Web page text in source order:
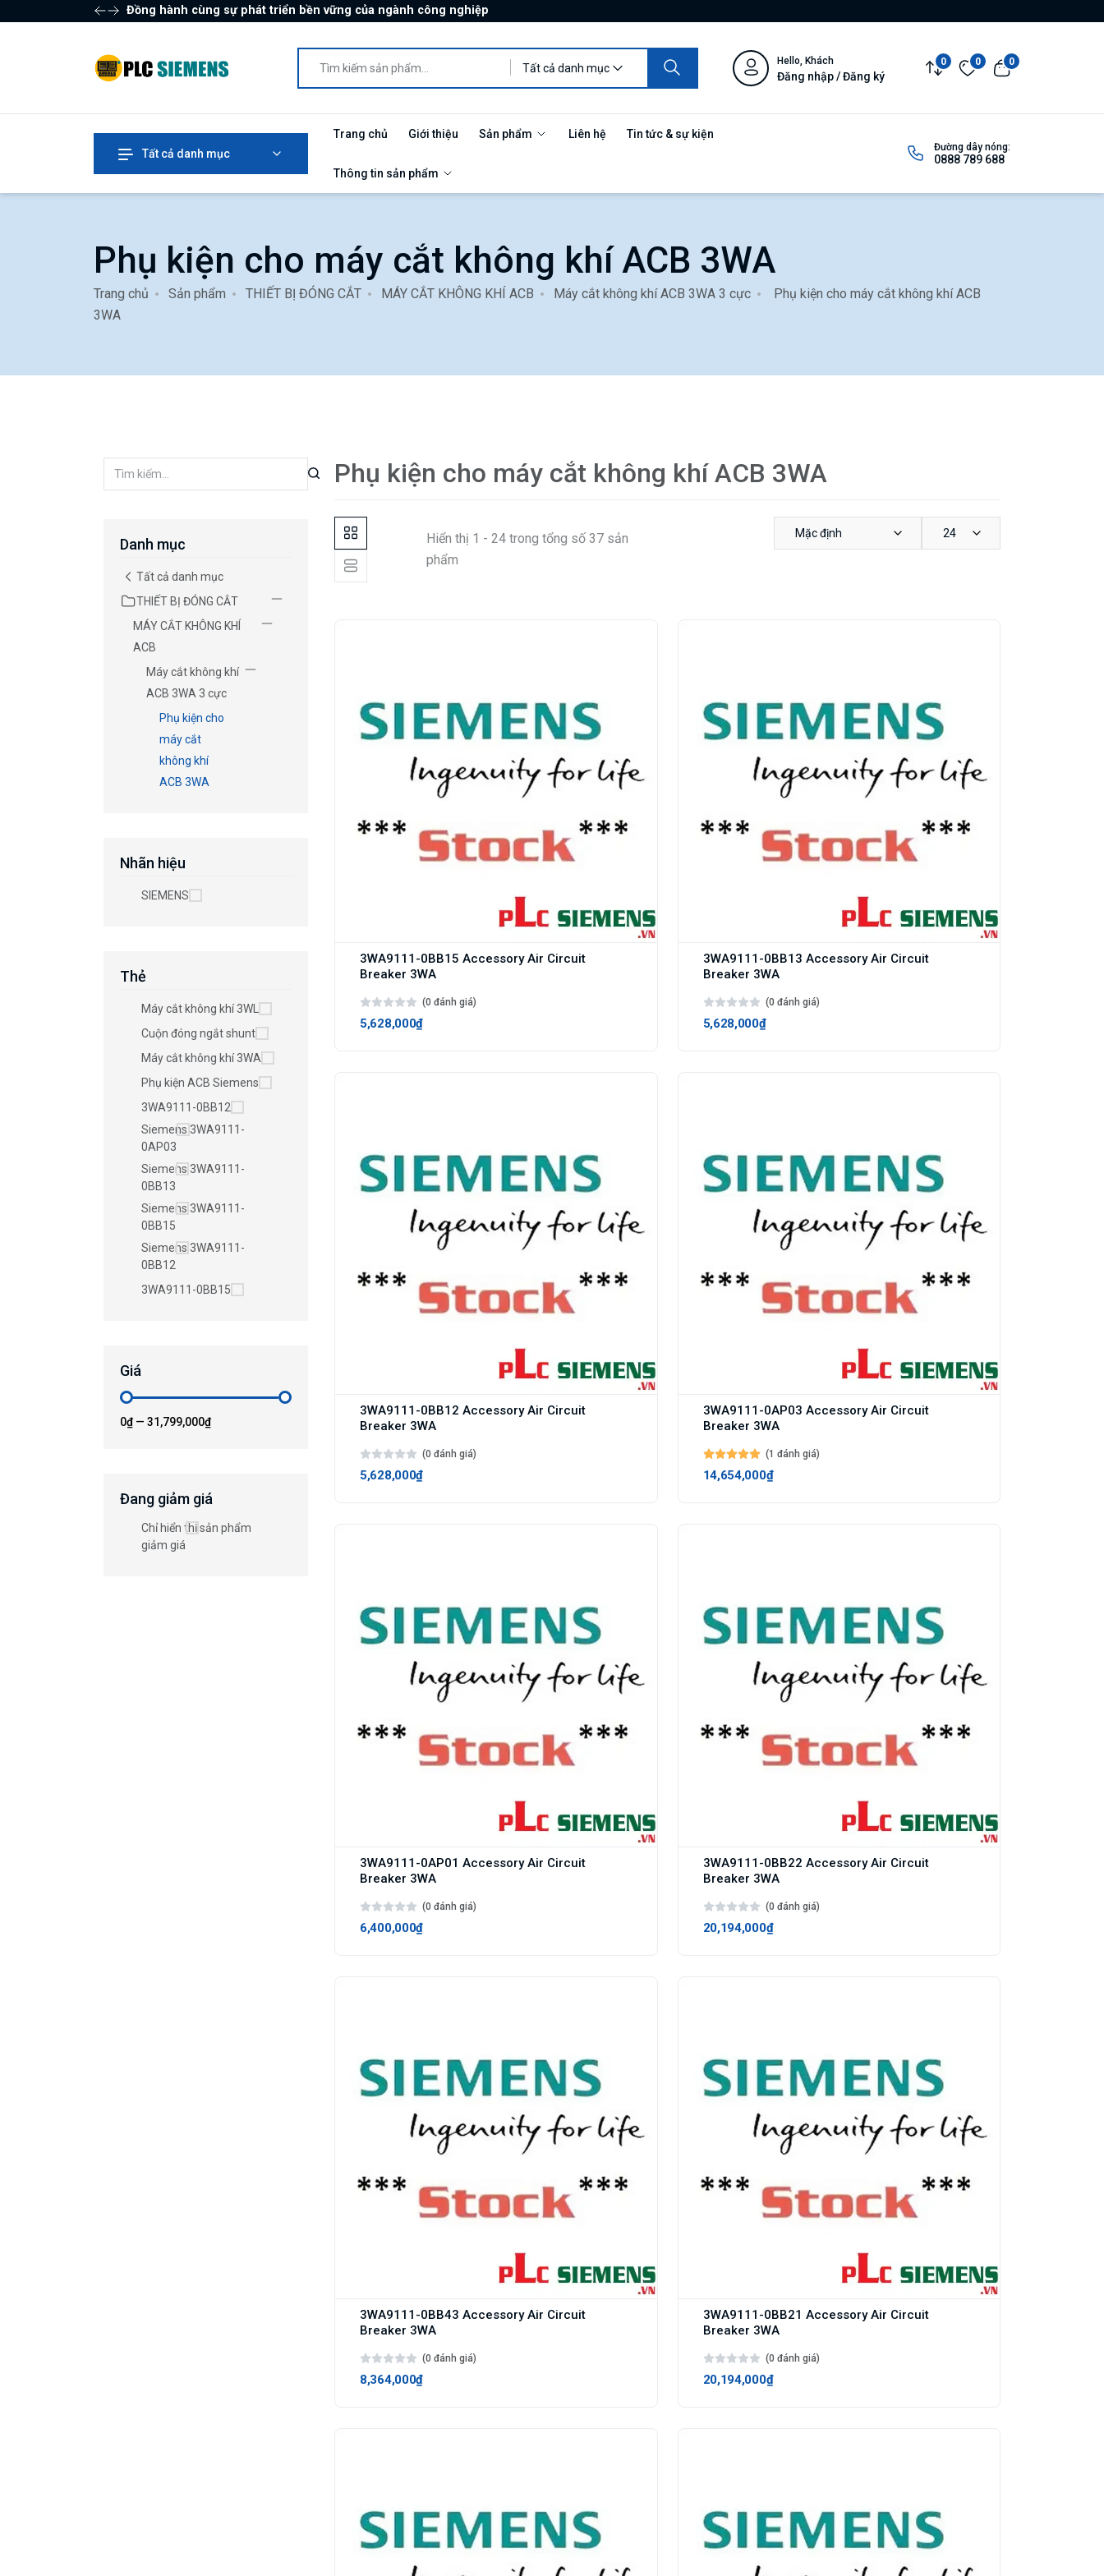
Đồng hành cùng sự phát triển bền vững của ngành công nghiệp
Tất cả danh mục
Hello, Khách
Đăng nhập / Đăng ký
0 0 0
Tất cả danh mục
Trang chủ Giới thiệu Sản phẩm Liên hệ Tin tức & sự kiện
Thông tin sản phẩm
Đường dây nóng:
0888 789 688
Phụ kiện cho máy cắt không khí ACB 3WA
Trang chủ Sản phẩm THIẾT BỊ ĐÓNG CẮT MÁY CẮT KHÔNG KHÍ ACB Máy cắt không khí ACB 3WA 3 cực
Phụ kiện cho máy cắt không khí ACB
3WA
Danh mục
Tất cả danh mục
THIẾT BỊ ĐÓNG CẮT
MÁY CẮT KHÔNG KHÍ
ACB
Máy cắt không khí
ACB 3WA 3 cực
Phụ kiện cho
máy cắt
không khí
ACB 3WA
Nhãn hiệu
SIEMENS
Thẻ
Máy cắt không khí 3WL
Cuộn đóng ngắt shunt
Máy cắt không khí 3WA
Phụ kiện ACB Siemens
3WA9111-0BB12
Siemens 3WA9111-
0AP03
Siemens 3WA9111-
0BB13
Siemens 3WA9111-
0BB15
Siemens 3WA9111-
0BB12
3WA9111-0BB15
Giá
0₫— 31,799,000₫
Đang giảm giá
Chỉ hiển thị sản phẩm
giảm giá
Phụ kiện cho máy cắt không khí ACB 3WA
Hiển thị 1 - 24 trong tổng số 37 sản
phẩm
Mặc định 24
3WA9111-0BB15 Accessory Air Circuit
Breaker 3WA
(0 đánh giá)
5,628,000₫
3WA9111-0BB13 Accessory Air Circuit
Breaker 3WA
(0 đánh giá)
5,628,000₫
3WA9111-0BB12 Accessory Air Circuit
Breaker 3WA
(0 đánh giá)
5,628,000₫
3WA9111-0AP03 Accessory Air Circuit
Breaker 3WA
(1 đánh giá)
14,654,000₫
3WA9111-0AP01 Accessory Air Circuit
Breaker 3WA
(0 đánh giá)
6,400,000₫
3WA9111-0BB22 Accessory Air Circuit
Breaker 3WA
(0 đánh giá)
20,194,000₫
3WA9111-0BB43 Accessory Air Circuit
Breaker 3WA
(0 đánh giá)
8,364,000₫
3WA9111-0BB21 Accessory Air Circuit
Breaker 3WA
(0 đánh giá)
20,194,000₫